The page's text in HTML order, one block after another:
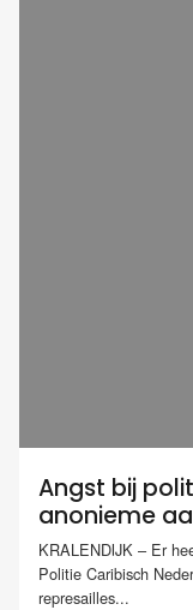
Angst bij
anonieme
KRALENDIJK – Er
Politie Caribisch
represailles...